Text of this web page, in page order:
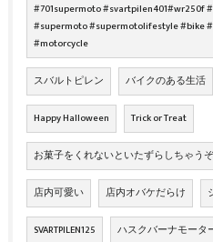
#701supermoto #svartpilen401#wr250f
#supermoto #supermotolifestyle #bike
#motorcycle
スバルトピレン バイクのある生活
Happy Halloween Trick or Treat
お菓子をくれないといたずらしちゃうぞ
店内可愛い 店内オバケだらけ
SVARTPILEN125 ハスクバーナモータ